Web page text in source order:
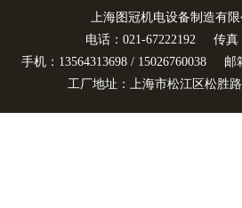
上海图冠机电设备制造有
电话：021-67222192
传真
手机：13564313698 / 15026760038
邮
工厂地址：上海市松江区松胜